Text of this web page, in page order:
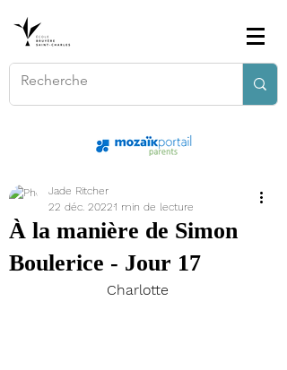
À la manière de Simon
Boulerice - Jour 17
Jade Ritcher
22 déc. 20221 min de lecture
Charlotte